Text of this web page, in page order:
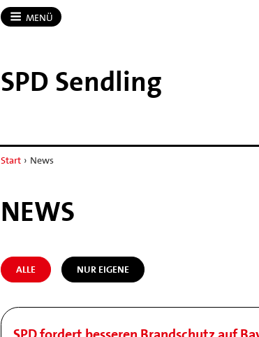
MENÜ
SPD Sendling
Start › News
NEWS
ALLE NUR EIGENE